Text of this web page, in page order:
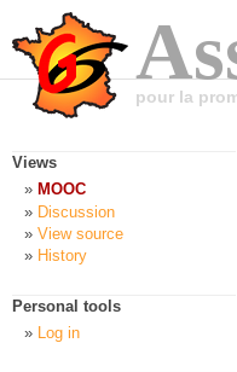
pour la
Views
MOOC
Discussion
View source
History
Personal tools
Log in